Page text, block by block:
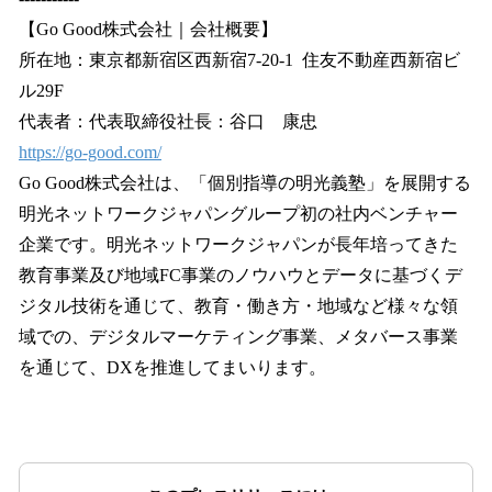
【Go Good株式会社｜会社概要】
所在地：東京都新宿区西新宿7-20-1 住友不動産西新宿ビ
ル29F
代表者：代表取締役社長：谷口 康忠
https://go-good.com/
Go Good株式会社は、「個別指導の明光義塾」を展開する
明光ネットワークジャパングループ初の社内ベンチャー
企業です。明光ネットワークジャパンが長年培ってきた
教育事業及び地域FC事業のノウハウとデータに基づくデ
ジタル技術を通じて、教育・働き方・地域など様々な領
域での、デジタルマーケティング事業、メタバース事業
を通じて、DXを推進してまいります。